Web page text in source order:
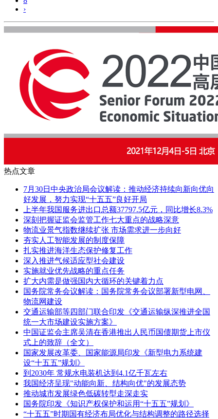
›
热点文章
7月30日中央政治局会议解读：推动经济持续向新向优向
好发展，努力实现“十五五”良好开局
上半年我国服务进出口总额37797.5亿元，同比增长8.3%
深刻把握证监会监管工作七大重点的战略深意
物流业景气指数继续扩张 市场需求进一步向好
夯实人工智能发展的制度保障
扎实推进海洋生态保护修复工作
深入推进气候适应型社会建设
实施就业优先战略的重点任务
扩大内需是做强国内大循环的关键着力点
国务院常务会议解读：国务院常务会议部署新型电网、
物流网建设
交通运输部等四部门联合印发《交通运输纵深推进全国
统一大市场建设实施方案》
中国证监会主席吴清在香港推出人民币国债期货上市仪
式上的致辞（全文）
国家发展改革委、国家能源局印发《新型电力系统建
设“十五五”规划》
到2030年 常规水电装机达到4.1亿千瓦左右
我国经济呈现"动能向新、结构向优"的发展态势
推动城市发展绿色低碳转型走深走实
国务院印发《知识产权保护和运用“十五五”规划》
“十五五”时期国有经济布局优化与结构调整的路径选择